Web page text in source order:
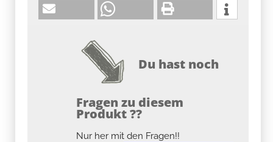
Du hast noch
Fragen zu diesem
Produkt ??
Nur her mit den Fragen!!